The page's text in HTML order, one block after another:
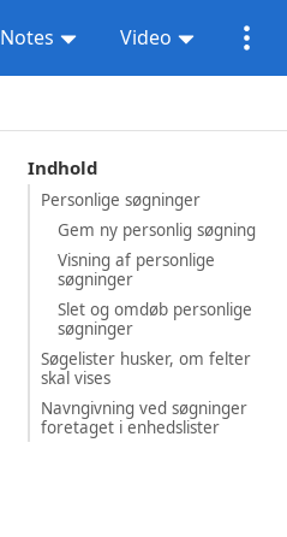
Video
Indhold
Personlige søgninger
Gem ny personlig søgning
Visning af personlige
søgninger
Slet og omdøb personlige
søgninger
Søgelister husker, om felter
skal vises
Navngivning ved søgninger
foretaget i enhedslister